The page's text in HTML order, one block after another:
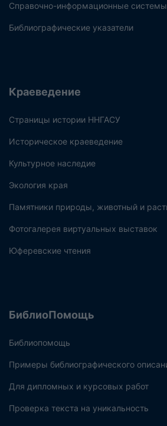
Справочно-информационные системы
Библиографические указатели
Краеведение
Страницы истории ННГАСУ
Историческое краеведение
Культурное наследие
Экология края
Памятники природы, животный и
Фотогалерея виртуальных выставок
Юферевские чтения
БиблиоПомощь
Библиопомощь
Примеры библиографического
Для дипломных и курсовых работ
Проверка текста на уникальность